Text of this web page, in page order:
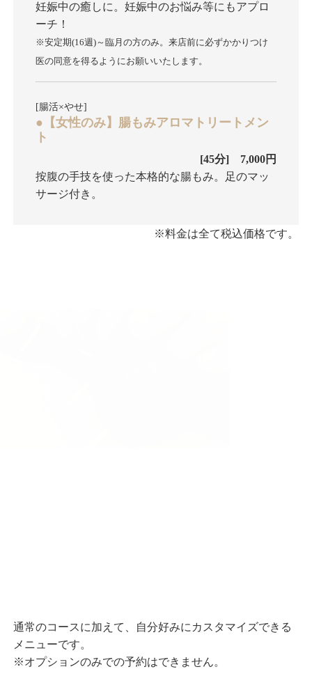
妊娠中の癒しに。妊娠中のお悩み等にもアプロ
ーチ！
※安定期(16週)～臨月の方のみ。来店前に必ずかかりつけ
医の同意を得るようにお願いいたします。
[腸活×やせ]
●【女性のみ】腸もみアロマトリートメン
ト
[45分] 7,000円
按腹の手技を使った本格的な腸もみ。足のマッ
サージ付き。
※料金は全て税込価格です。
通常のコースに加えて、自分好みにカスタマイズできる
メニューです。
※オプションのみでの予約はできません。